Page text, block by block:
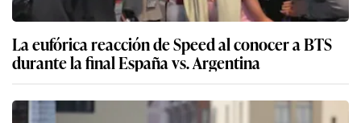
La eufórica reacción de Speed al conocer a BTS
durante la final España vs. Argentina